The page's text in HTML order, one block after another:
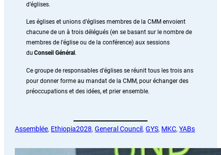
d’églises.
Les églises et unions d’églises membres de la CMM envoient
chacune de un à trois délégués (en se basant sur le nombre de
membres de l’église ou de la conférence) aux sessions
du Conseil Général .
Ce groupe de responsables d’églises se réunit tous les trois ans
pour donner forme au mandat de la CMM, pour échanger des
préoccupations et des idées, et prier ensemble.
Assemblée, Ethiopia2028, General Council , GYS, MKC, YABs